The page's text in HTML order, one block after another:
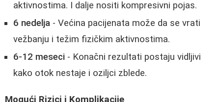
aktivnostima. I dalje nositi kompresivni pojas.
6 nedelja - Većina pacijenata može da se vrati
vežbanju i težim fizičkim aktivnostima.
6-12 meseci - Konačni rezultati postaju vidljivi
kako otok nestaje i oziljci zblede.
Mogući Rizici i Komplikacije